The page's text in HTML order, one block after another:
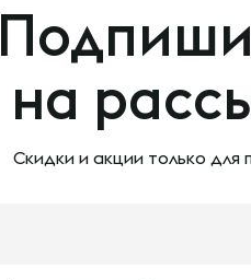
на
Скидки и акции только для